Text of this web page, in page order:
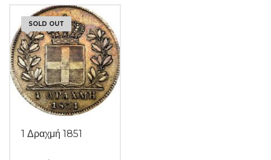
SOLD OUT
1 Δραχμή 1851